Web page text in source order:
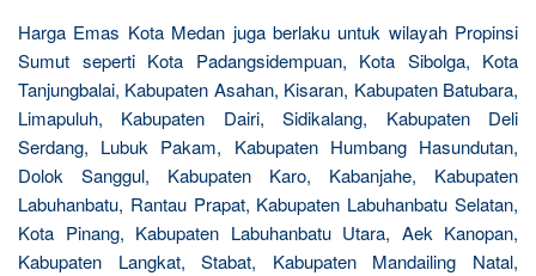
Harga Emas Kota Medan juga berlaku untuk wilayah Propinsi
Sumut seperti Kota Padangsidempuan, Kota Sibolga, Kota
Tanjungbalai, Kabupaten Asahan, Kisaran, Kabupaten Batubara,
Limapuluh, Kabupaten Dairi, Sidikalang, Kabupaten Deli
Serdang, Lubuk Pakam, Kabupaten Humbang Hasundutan,
Dolok Sanggul, Kabupaten Karo, Kabanjahe, Kabupaten
Labuhanbatu, Rantau Prapat, Kabupaten Labuhanbatu Selatan,
Kota Pinang, Kabupaten Labuhanbatu Utara, Aek Kanopan,
Kabupaten Langkat, Stabat, Kabupaten Mandailing Natal,